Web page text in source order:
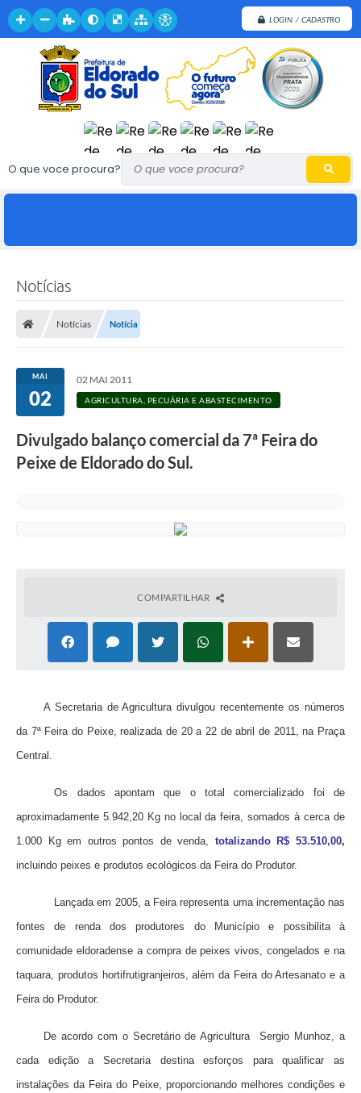
LOGIN / CADASTRO
O que voce procura?
Notícias
Notícias Notícia
MAI
02
02 MAI 2011
AGRICULTURA, PECUÁRIA E ABASTECIMENTO
Divulgado balanço comercial da 7ª Feira do
Peixe de Eldorado do Sul.
COMPARTILHAR
A Secretaria de Agricultura divulgou recentemente os números
da 7ª Feira do Peixe, realizada de 20 a 22 de abril de 2011, na Praça
Central.
Os dados apontam que o total comercializado foi de
aproximadamente 5.942,20 Kg no local da feira, somados à cerca de
1.000 Kg em outros pontos de venda, totalizando R$ 53.510,00,
incluindo peixes e produtos ecológicos da Feira do Produtor.
Lançada em 2005, a Feira representa uma incrementação nas
fontes de renda dos produtores do Município e possibilita à
comunidade eldoradense a compra de peixes vivos, congelados e na
taquara, produtos hortifrutigranjeiros, além da Feira do Artesanato e a
Feira do Produtor.
De acordo com o Secretário de Agricultura Sergio Munhoz, a
cada edição a Secretaria destina esforços para qualificar as
instalações da Feira do Peixe, proporcionando melhores condições e